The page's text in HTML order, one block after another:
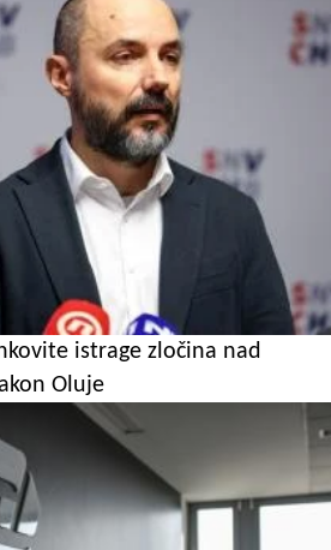
istrage zločina nad
Oluje